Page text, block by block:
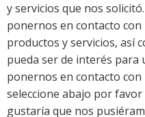
y servicios que nos
ponernos en contacto
productos y servicios, así
pueda ser de interés para
ponernos en contacto
seleccione abajo por
gustaría que nos